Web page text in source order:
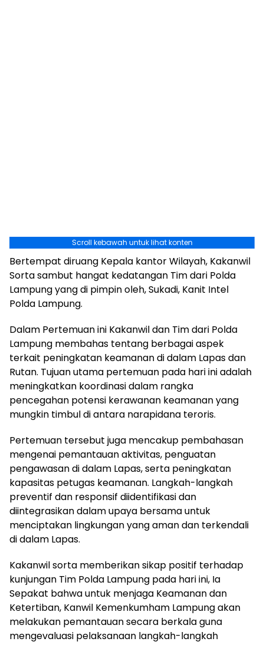
Scroll kebawah untuk lihat konten
Bertempat diruang Kepala kantor Wilayah, Kakanwil
Sorta sambut hangat kedatangan Tim dari Polda
Lampung yang di pimpin oleh, Sukadi, Kanit Intel
Polda Lampung.
Dalam Pertemuan ini Kakanwil dan Tim dari Polda
Lampung membahas tentang berbagai aspek
terkait peningkatan keamanan di dalam Lapas dan
Rutan. Tujuan utama pertemuan pada hari ini adalah
meningkatkan koordinasi dalam rangka
pencegahan potensi kerawanan keamanan yang
mungkin timbul di antara narapidana teroris.
Pertemuan tersebut juga mencakup pembahasan
mengenai pemantauan aktivitas, penguatan
pengawasan di dalam Lapas, serta peningkatan
kapasitas petugas keamanan. Langkah-langkah
preventif dan responsif diidentifikasi dan
diintegrasikan dalam upaya bersama untuk
menciptakan lingkungan yang aman dan terkendali
di dalam Lapas.
Kakanwil sorta memberikan sikap positif terhadap
kunjungan Tim Polda Lampung pada hari ini, Ia
Sepakat bahwa untuk menjaga Keamanan dan
Ketertiban, Kanwil Kemenkumham Lampung akan
melakukan pemantauan secara berkala guna
mengevaluasi pelaksanaan langkah-langkah